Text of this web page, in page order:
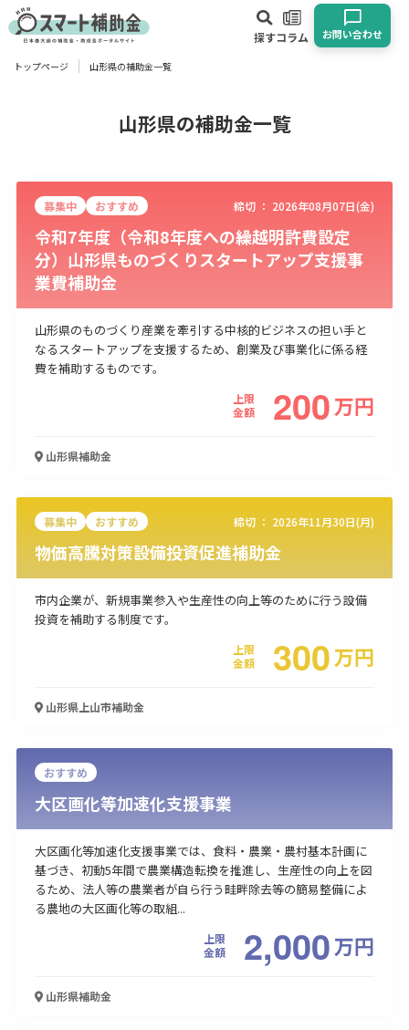
探すコラム お問い合わせ
対象
業種
物流・運輸業 製造業 情報通信業 卸売･小売業
飲食業
建設･不動産業
サービス業 医療･福祉 農業･林業
漁業
宿泊･旅館業
その他
人材採用・雇用
人材育成・福利厚生
特許・知的財産
起業・創業
事業承継 災害・被災者支援
コロナ関連
環境・省エネ
テレワーク
トップページ 山形県の補助金一覧
山形県の補助金一覧
募集中 おすすめ 締切 ： 2026年08月07日(金)
令和7年度（令和8年度への繰越明許費設定
分）山形県ものづくりスタートアップ支援事
業費補助金
山形県のものづくり産業を牽引する中核的ビジネスの担い手と
なるスタートアップを支援するため、創業及び事業化に係る経
費を補助するものです。
上限
金額
200万円
山形県補助金
募集中 おすすめ 締切 ： 2026年11月30日(月)
物価高騰対策設備投資促進補助金
市内企業が、新規事業参入や生産性の向上等のために行う設備
投資を補助する制度です。
上限
金額
300万円
山形県上山市補助金
おすすめ
大区画化等加速化支援事業
大区画化等加速化支援事業では、⾷料・農業・農村基本計画に
基づき、初動5年間で農業構造転換を推進し、⽣産性の向上を図
るため、法⼈等の農業者が⾃ら⾏う畦畔除去等の簡易整備によ
る農地の大区画化等の取組...
上限
金額
2,000万円
山形県補助金